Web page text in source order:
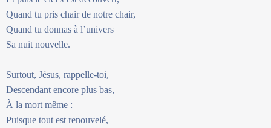
Quand tu pris chair de notre chair,
Quand tu donnas à l’univers
Sa nuit nouvelle.
Surtout, Jésus, rappelle-toi,
Descendant encore plus bas,
À la mort même :
Puisque tout est renouvelé,